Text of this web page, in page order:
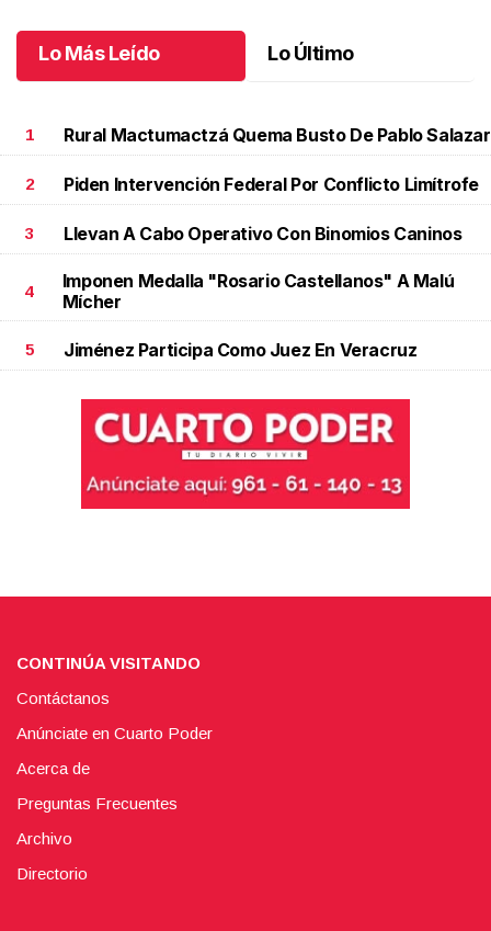
Lo Más Leído Lo Último
1 Rural Mactumactzá Quema Busto De Pablo Salazar
2 Piden Intervención Federal Por Conflicto Limítrofe
3 Llevan A Cabo Operativo Con Binomios Caninos
4
Imponen Medalla "Rosario Castellanos" A Malú
Mícher
5 Jiménez Participa Como Juez En Veracruz
CONTINÚA VISITANDO
Contáctanos
Anúnciate en Cuarto Poder
Acerca de
Preguntas Frecuentes
Archivo
Directorio